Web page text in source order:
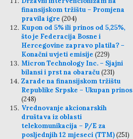
finansijskom tržištu – Promjena
pravila igre (204)
Kupon od 5% ili prinos od 5,25%,
što je Federacija Bosne i
Hercegovine zapravo platila? –
Konačni uvjeti emisije (229)
Micron Technology Inc. – Sjajni
bilansi i prst na obaraču(231)
Zarade na finansijskom tržištu
Republike Srpske – Ukupan prinos
(248)
Vrednovanje akcionarskih
društava iz oblasti
telekomunikacija – P/E za
posljednjih 12 mjeseci (TTM)(251)